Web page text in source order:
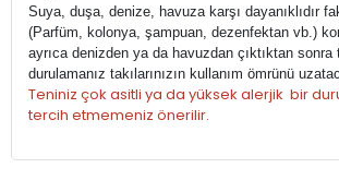
Suya, duşa, denize, havuza karşı dayanıklıdır
(Parfüm, kolonya, şampuan, dezenfektan vb.)
ayrıca denizden ya da havuzdan çıktıktan sonra
durulamanız takılarınızın kullanım ömrünü
Teniniz çok asitli ya da yüksek alerjik bir
tercih etmemeniz önerilir.